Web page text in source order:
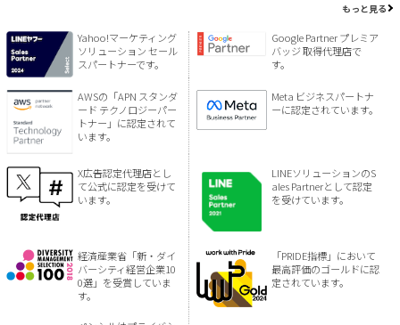
もっと見る
Yahoo!マーケティング
ソリューション セール
スパートナーです。
Google Partner プレミア
バッジ 取得代理店で
す。
AWSの「APN スタンダ
ード テクノロジーパー
トナー」に認定されて
います。
Meta ビジネスパートナ
ーに認定されています。
X広告認定代理店とし
て公式に認定を受けて
います。
LINEソリューションのS
ales Partnerとして認定
を受けています。
経済産業省「新・ダイ
バーシティ経営企業10
0選」を受賞していま
す。
「PRIDE指標」において
最高評価のゴールドに認
定されています。